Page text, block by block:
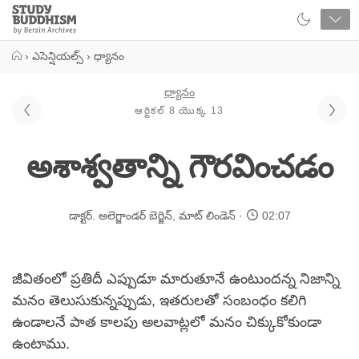
Close
Study
Buddhism
› ఎసెన్షియల్స్ › ధ్యానం
ధ్యానం
ఆర్టికల్ 8 యొక్క 13
అశాశ్వతాన్ని గౌరవించడం
డాక్టర్. అలెగ్జాండర్ బెర్జిన్, మాట్ లిండెన్ 02:07
జీవితంలో ప్రతిదీ ఎప్పుడూ మారుతూనే ఉంటుందన్న నిజాన్ని
మనం తెలుసుకున్నప్పుడు, ఇతరులతో సంబంధం కలిగి
ఉండాలనే పాత కాలపు అలవాట్లలో మనం చిక్కుకోకుండా
ఉంటాము.